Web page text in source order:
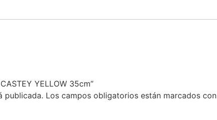
YELLOW 35cm”
publicada. Los campos obligatorios están marcados con